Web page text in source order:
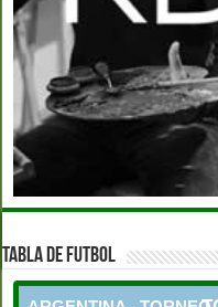
TABLA DE FUTBOL